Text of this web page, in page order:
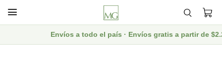

Envíos a todo el país · Envíos gratis a partir de